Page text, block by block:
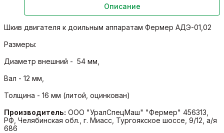
Описание
Шкив двигателя к доильным аппаратам Фермер АДЭ-01,02
Размеры:
Диаметр внешний - 54 мм,
Вал - 12 мм,
Толщина - 16 мм (литой, оцинкован)
Производитель: ООО "УралСпецМаш" "Фермер" 456313,
РФ, Челябинская обл., г. Миасс, Тургоякское шоссе, 9/12, а/я
686